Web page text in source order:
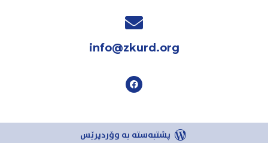
info@zkurd.org
پشتبەستە بە وۆردپرێس